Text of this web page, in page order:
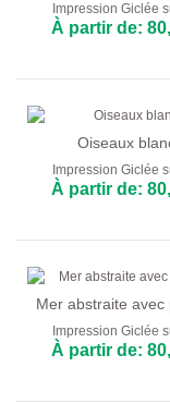
Impression Giclée
À partir de:
Oiseaux
Impression Giclée
À partir de:
Mer abstraite avec
Impression Giclée
À partir de: